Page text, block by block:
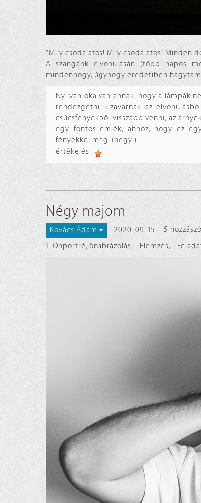
“Mily csodálatos! Mily csodálatos! Minden
A szangánk elvonulásán (több napos
mindenhogy, úgyhogy eredetiben
Nyilván oka van annak, hogy a lámpák
rendezgetni, kizavarnak az
csúcsfényekből visszább venni, az
egy fontos emlék, ahhoz, hogy ez
fényekkel még. (hegyi)
értékelés:
Négy majom
Kovács Ádám 2020. 09. 15.
5
1. Önportré, önábrázolás, Elemzés,